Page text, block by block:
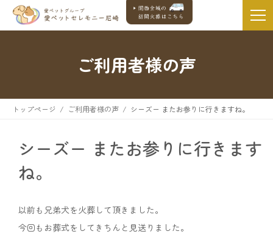
ご利用者様の声
トップページ ご利用者様の声 シーズー またお参りに行きますね。
シーズー またお参りに行きます
ね。
以前も兄弟犬を火葬して頂きました。
今回もお葬式をしてきちんと見送りました。